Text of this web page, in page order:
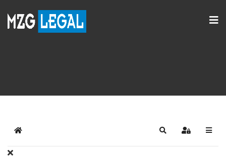
Home SearchSign In